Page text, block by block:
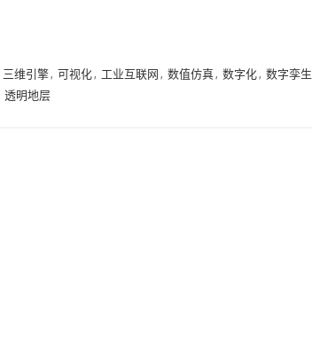
三维引擎, 可视化, 工业互联网 , 数值仿真, 数字化, 数字孪生
透明地层